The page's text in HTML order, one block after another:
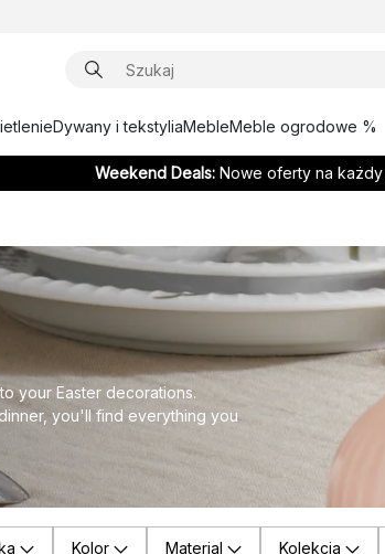
Dywany i tekstyliaMebleMeble ogrodowe %
Weekend Deals: Nowe oferty na
your Easter decorations.
you'll find everything you
Kolor Material Kolekcja